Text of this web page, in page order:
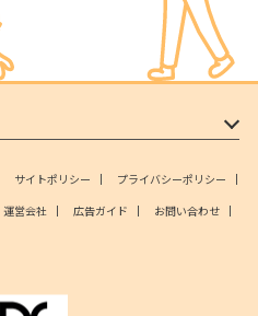
サイトポリシー
プライバシーポリシー
運営会社 広告ガイド
お問い合わせ